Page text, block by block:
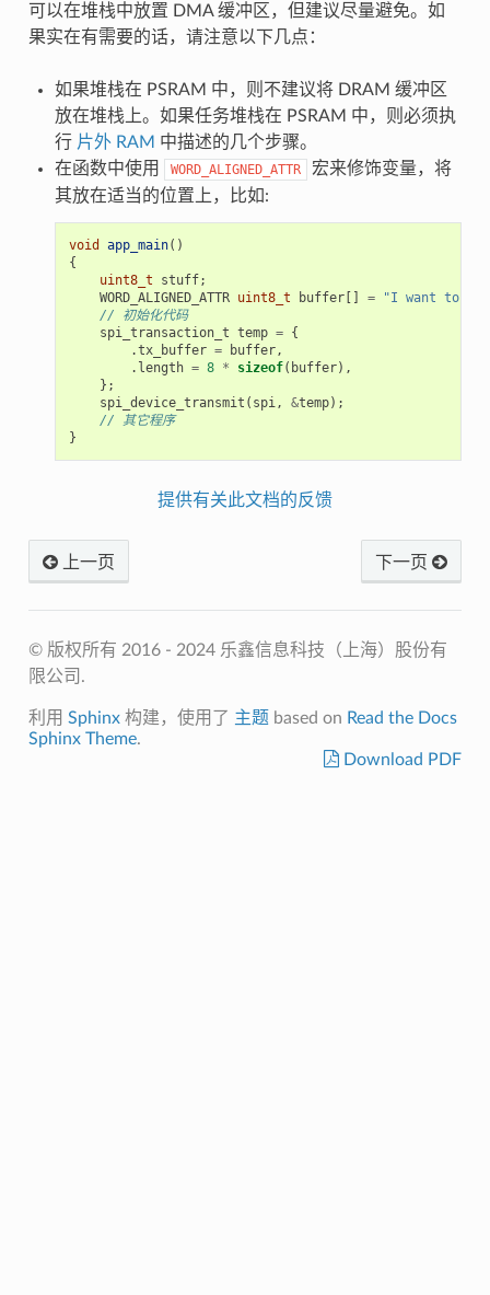
可以在堆栈中放置 DMA 缓冲区，但建议尽量避免。如
果实在有需要的话，请注意以下几点：
如果堆栈在 PSRAM 中，则不建议将 DRAM 缓冲区
放在堆栈上。如果任务堆栈在 PSRAM 中，则必须执
行 片外 RAM 中描述的几个步骤。
在函数中使用
WORD_ALIGNED_ATTR
宏来修饰变量，将
其放在适当的位置上，比如:
void app_main()
{
uint8_t
stuff;
WORD_ALIGNED_ATTR uint8_t buffer[] =
"I want to
// 初始化代码
spi_transaction_t temp = {
.tx_buffer = buffer,
. length = 8 * sizeof( buffer),
};
spi_device_transmit ( spi, &temp);
// 其它程序
}
提供有关此文档的反馈
上一页 下一页
© 版权所有 2016 - 2024 乐鑫信息科技（上海）股份有
限公司.
利用 Sphinx构建，使用了 主题 based on Read the Docs
Sphinx Theme.
Download PDF